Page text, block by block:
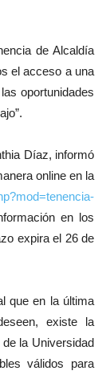
de Alcaldía
el acceso a una
oportunidades
Díaz, informó
online en la
en los
expira el 26 de
que en la última
existe la
la Universidad
válidos para